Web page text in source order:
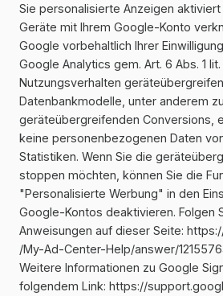
Sie personalisierte Anzeigen aktiviert
Geräte mit Ihrem Google-Konto
Google vorbehaltlich Ihrer
Google Analytics gem. Art. 6 Abs. 1 lit.
Nutzungsverhalten
Datenbankmodelle, unter anderem zu
geräteübergreifenden Conversions,
keine personenbezogenen Daten
Statistiken. Wenn Sie die
stoppen möchten, können Sie die
"Personalisierte Werbung" in den
Google-Kontos deaktivieren. Folgen
Anweisungen auf dieser Seite:
/My-Ad-Center-Help/answer/
Weitere Informationen zu Google
folgendem Link: https://